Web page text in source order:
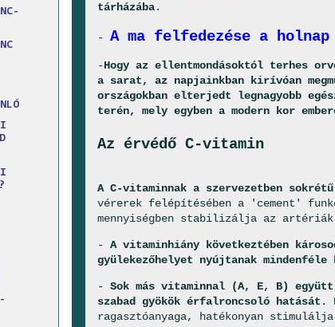
tárházába.
- A ma felfedezése a holnap
-Hogy az ellentmondásoktól terhes
a sarat, az napjainkban kirívóan
országokban elterjedt legnagyobb
terén, mely egyben a modern kor
Az érvédő C-vitamin
A C-vitaminnak a szervezetben
vérerek felépítésében a 'cement'
mennyiségben stabilizálja az
- A vitaminhiány következtében
gyülekezőhelyet nyújtanak mindenféle
- Sok más vitaminnal (A, E, B)
szabad gyökök érfalroncsoló hatását .
ragasztóanyaga, hatékonyan